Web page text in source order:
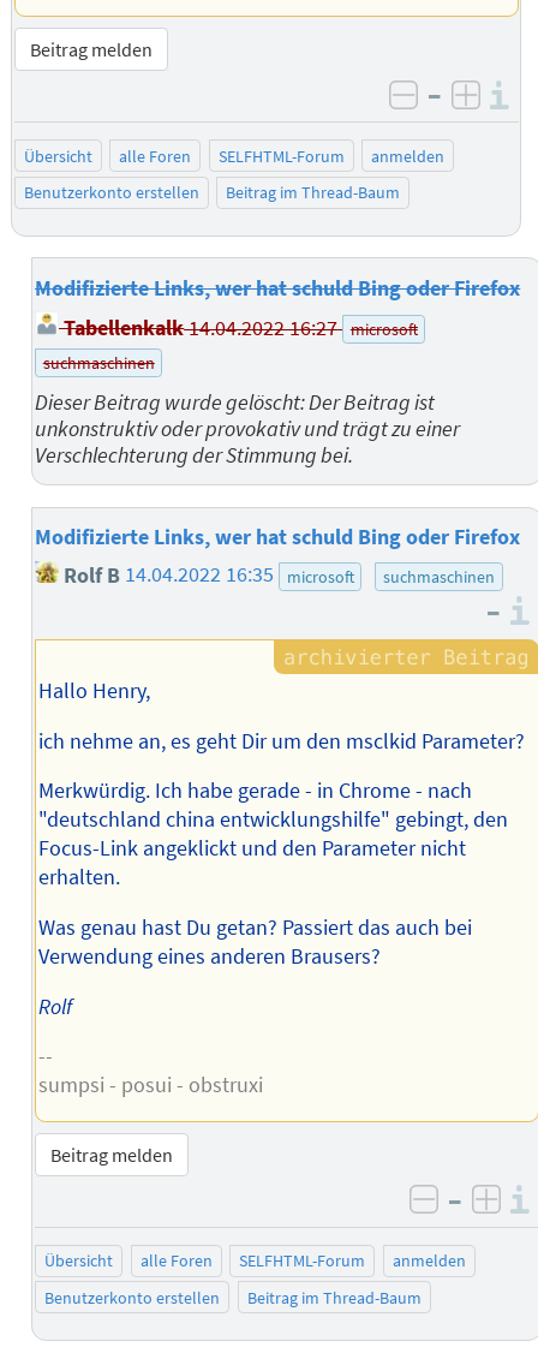
Beitrag melden
negativ
–
Übersicht alle Foren SELFHTML-Forum
anmelden
Benutzerkonto erstellen
Beitrag im Thread-Baum
Modifizierte Links, wer hat schuld Bing oder Firefox
Tabellenkalk14.04.2022 16:27 microsoft
suchmaschinen
Dieser Beitrag wurde gelöscht: Der Beitrag ist
unkonstruktiv oder provokativ und trägt zu einer
Verschlechterung der Stimmung bei.
Modifizierte Links, wer hat schuld Bing oder Firefox
Rolf B 14.04.2022 16:35 microsoft suchmaschinen
–
Hallo Henry,
ich nehme an, es geht Dir um den msclkid Parameter?
Merkwürdig. Ich habe gerade - in Chrome - nach
"deutschland china entwicklungshilfe" gebingt, den
Focus-Link angeklickt und den Parameter nicht
erhalten.
Was genau hast Du getan? Passiert das auch bei
Verwendung eines anderen Brausers?
Rolf
--
sumpsi - posui - obstruxi
Beitrag melden
negativ
–
Übersicht alle Foren SELFHTML-Forum
anmelden
Benutzerkonto erstellen
Beitrag im Thread-Baum